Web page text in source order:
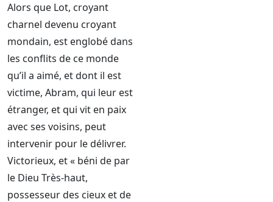
Alors que Lot, croyant
charnel devenu croyant
mondain, est englobé dans
les conflits de ce monde
qu’il a aimé, et dont il est
victime, Abram, qui leur est
étranger, et qui vit en paix
avec ses voisins, peut
intervenir pour le délivrer.
Victorieux, et « béni de par
le Dieu Très-haut,
possesseur des cieux et de